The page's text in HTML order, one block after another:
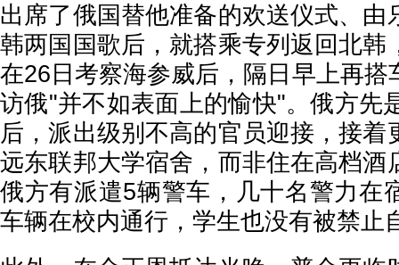
出席了俄国替他准备的欢送仪式、由
韩两国国歌后，就搭乘专列返回北韩
在26日考察海参威后，隔日早上再搭
访俄"并不如表面上的愉快"。俄方先
后，派出级别不高的官员迎接，接着
远东联邦大学宿舍，而非住在高档酒
俄方有派遣5辆警车，几十名警力在
车辆在校内通行，学生也没有被禁止